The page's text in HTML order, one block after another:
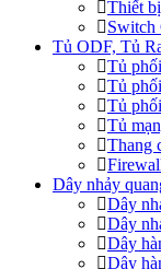
Thiết
Switch
Tủ ODF, Tủ
Tủ
Tủ
Tủ
Tủ
Thang
Dây nhảy
Dây
Dây
Dây
Dây